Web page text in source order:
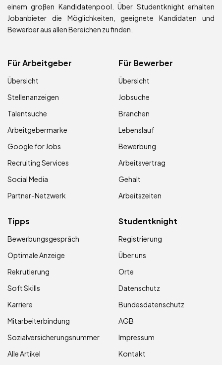
einem großen Kandidatenpool. Über Studentknight erhalten
Jobanbieter die Möglichkeiten, geeignete Kandidaten und
Bewerber aus allen Bereichen zu finden.
Für Arbeitgeber
Übersicht
Stellenanzeigen
Talentsuche
Arbeitgebermarke
Google for Jobs
Recruiting Services
Social Media
Partner-Netzwerk
Für Bewerber
Übersicht
Jobsuche
Branchen
Lebenslauf
Bewerbung
Arbeitsvertrag
Gehalt
Arbeitszeiten
Tipps
Bewerbungsgespräch
Optimale Anzeige
Rekrutierung
Soft Skills
Karriere
Mitarbeiterbindung
Sozialversicherungsnummer
Alle Artikel
Studentknight
Registrierung
Über uns
Orte
Datenschutz
Bundesdatenschutz
AGB
Impressum
Kontakt